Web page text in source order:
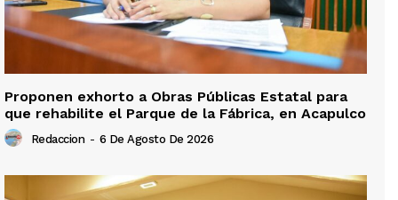
Proponen exhorto a Obras Públicas Estatal para
que rehabilite el Parque de la Fábrica, en Acapulco
Redaccion - 6 De Agosto De 2026